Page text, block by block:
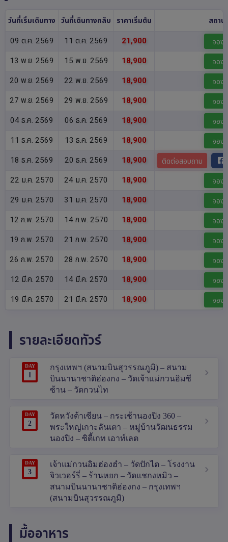
วันที่เริ่มเดินทาง วันที่เดินทางกลับ ราคาเริ่มต้น สถานะ
09 ต.ค. 2569 11 ต.ค. 2569 21,900 จอง
13 พ.ย. 2569 15 พ.ย. 2569 18,900 จอง
20 พ.ย. 2569 22 พ.ย. 2569 18,900 จอง
27 พ.ย. 2569 29 พ.ย. 2569 18,900 จอง
04 ธ.ค. 2569 06 ธ.ค. 2569 18,900 จอง
11 ธ.ค. 2569 13 ธ.ค. 2569 18,900 จอง
18 ธ.ค. 2569 20 ธ.ค. 2569 18,900 ติดต่อสอบถาม
22 ม.ค. 2570 24 ม.ค. 2570 18,900 จอง
29 ม.ค. 2570 31 ม.ค. 2570 18,900 จอง
12 ก.พ. 2570 14 ก.พ. 2570 18,900 จอง
19 ก.พ. 2570 21 ก.พ. 2570 18,900 จอง
26 ก.พ. 2570 28 ก.พ. 2570 18,900 จอง
12 มี.ค. 2570 14 มี.ค. 2570 18,900 จอง
19 มี.ค. 2570 21 มี.ค. 2570 18,900 จอง
รายละเอียดทัวร์
DAY
1
กรุงเทพฯ (สนามบินสุวรรณภูมิ) – สนาม
บินนานาชาติฮ่องกง – วัดเจ้าแม่กวนอิมซี
ซ้าน – วัดกวนไท
DAY
2
วัดหวังต้าเซียน – กระเช้านองปิง 360 –
พระใหญ่เกาะลันเตา – หมู่บ้านวัฒนธรรม
นองปิง – ซิตี้เกท เอาท์เลต
DAY
3
เจ้าแม่กวนอิมฮ่องฮำ – วัดปักไต – โรงงาน
จิวเวอร์รี่ – ร้านหยก – วัดแชกงหมิว –
สนามบินนานาชาติฮ่องกง – กรุงเทพฯ
(สนามบินสุวรรณภูมิ)
มื้ออาหาร